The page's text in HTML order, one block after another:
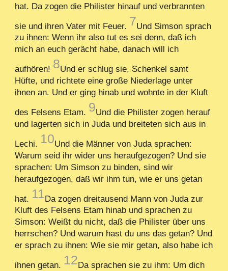
hat. Da zogen die Philister hinauf und verbrannten
sie und ihren Vater mit Feuer. 7Und Simson sprach
zu ihnen: Wenn ihr also tut es sei denn, daß ich
mich an euch gerächt habe, danach will ich
aufhören! 8Und er schlug sie, Schenkel samt
Hüfte, und richtete eine große Niederlage unter
ihnen an. Und er ging hinab und wohnte in der Kluft
des Felsens Etam. 9Und die Philister zogen herauf
und lagerten sich in Juda und breiteten sich aus in
Lechi. 10Und die Männer von Juda sprachen:
Warum seid ihr wider uns heraufgezogen? Und sie
sprachen: Um Simson zu binden, sind wir
heraufgezogen, daß wir ihm tun, wie er uns getan
hat. 11Da zogen dreitausend Mann von Juda zur
Kluft des Felsens Etam hinab und sprachen zu
Simson: Weißt du nicht, daß die Philister über uns
herrschen? Und warum hast du uns das getan? Und
er sprach zu ihnen: Wie sie mir getan, also habe ich
ihnen getan. 12Da sprachen sie zu ihm: Um dich